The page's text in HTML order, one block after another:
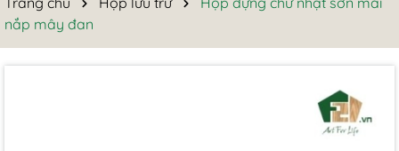
nắp mây đan